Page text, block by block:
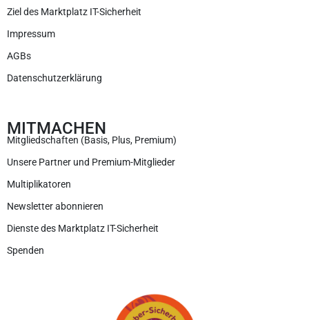
Ziel des Marktplatz IT-Sicherheit
Impressum
AGBs
Datenschutzerklärung
MITMACHEN
Mitgliedschaften (Basis, Plus, Premium)
Unsere Partner und Premium-Mitglieder
Multiplikatoren
Newsletter abonnieren
Dienste des Marktplatz IT-Sicherheit
Spenden